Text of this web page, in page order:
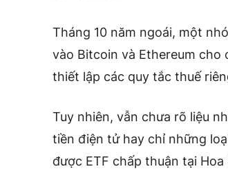
Tháng 10 năm ngoái, một
vào Bitcoin và Ethereum
thiết lập các quy tắc thuế
Tuy nhiên, vẫn chưa rõ liệu
tiền điện tử hay chỉ những
được ETF chấp thuận tại Hoa